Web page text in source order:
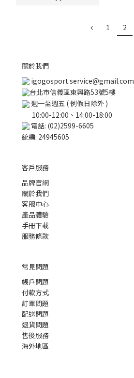
1 2
關於我們
igogosport.service@gmail.com
台北市信義區東興路53號5樓
週一至週五 ( 例假日除外 )
10:00-12:00、14:00-18:00
電話: (02)2599-6605
統編: 24945605
客戶服務
品牌官網
關於我們
客服中心
產品體驗
手冊下載
服務條款
常見問題
帳戶問題
付款方式
訂單問題
配送問題
退貨問題
售後服務
海外地區